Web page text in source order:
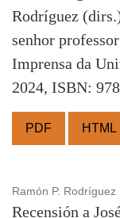
Rodríguez
senhor
Imprensa da
2024, ISBN:
PDF HTML
Ramón P. Rodríguez
Recensión a